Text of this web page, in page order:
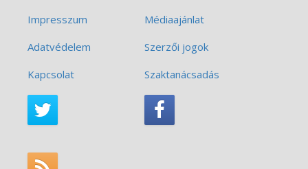
Impresszum
Médiaajánlat
Adatvédelem
Szerzői jogok
Kapcsolat
Szaktanácsadás